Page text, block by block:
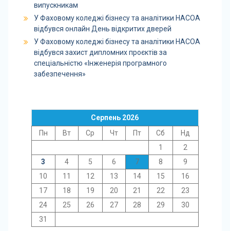
випускникам
У Фаховому коледжі бізнесу та аналітики НАСОА
відбувся онлайн День відкритих дверей
У Фаховому коледжі бізнесу та аналітики НАСОА
відбувся захист дипломних проєктів за
спеціальністю «Інженерія програмного
забезпечення»
Серпень 2026
Пн
Вт Ср Чт Пт Сб
Нд
1
2
3
4 5 6 7 8
9
10
11 12 13 14 15
16
17
18 19 20 21 22
23
24
25 26 27 28 29
30
31